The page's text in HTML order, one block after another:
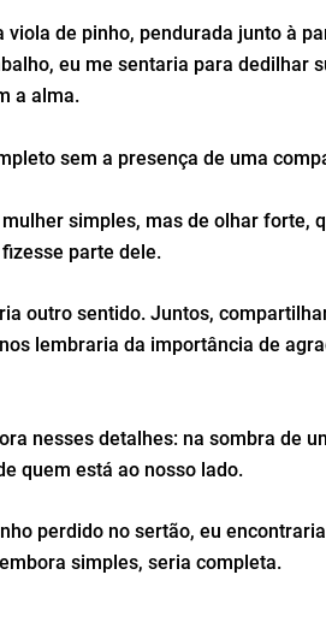
viola de pinho, pendurada junto à
eu me sentaria para dedilhar
a alma.
sem a presença de uma
simples, mas de olhar forte,
parte dele.
outro sentido. Juntos,
lembraria da importância de
nesses detalhes: na sombra de
quem está ao nosso lado.
perdido no sertão, eu
simples, seria completa.